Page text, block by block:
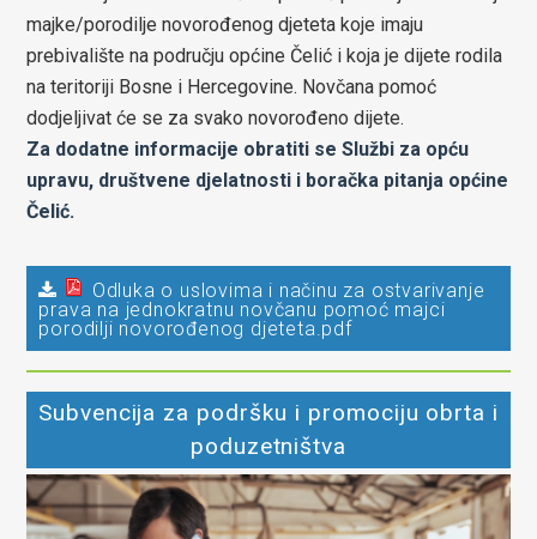
majke/porodilje novorođenog djeteta koje imaju
prebivalište na području općine Čelić i koja je dijete rodila
na teritoriji Bosne i Hercegovine. Novčana pomoć
dodjeljivat će se za svako novorođeno dijete.
Za dodatne informacije obratiti se Službi za opću
upravu, društvene djelatnosti i boračka pitanja općine
Čelić.
Odluka o uslovima i načinu za ostvarivanje
prava na jednokratnu novčanu pomoć majci
porodilji novorođenog djeteta.pdf
Subvencija za podršku i promociju obrta i
poduzetništva